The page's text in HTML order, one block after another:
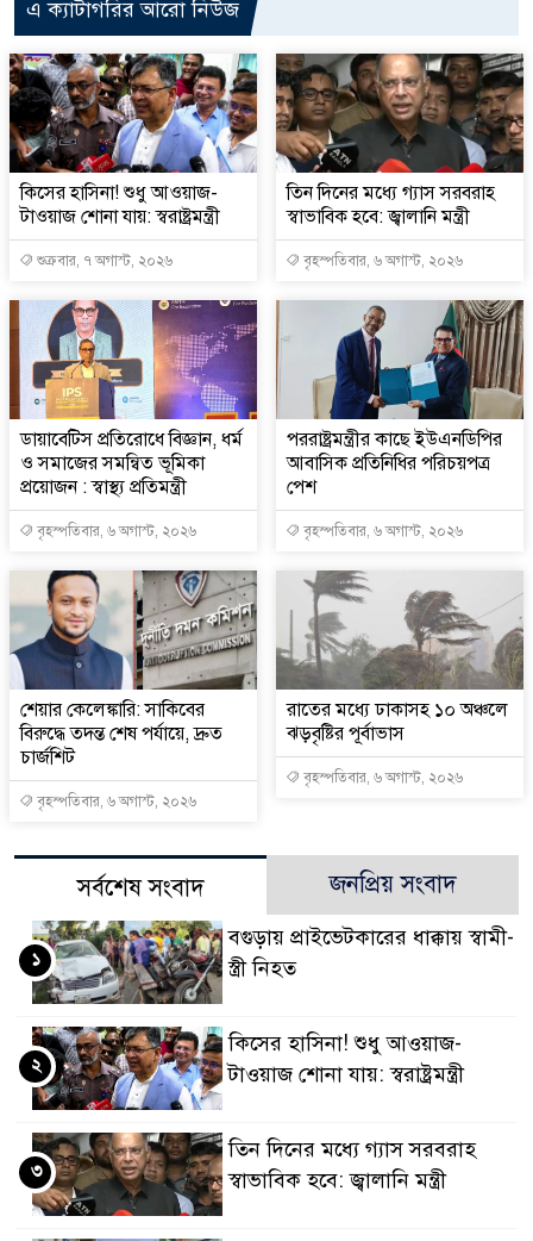
এ ক্যাটাগরির আরো নিউজ
কিসের হাসিনা! শুধু আওয়াজ-
টাওয়াজ শোনা যায়: স্বরাষ্ট্রমন্ত্রী
শুক্রবার, ৭ অগাস্ট, ২০২৬
তিন দিনের মধ্যে গ্যাস সরবরাহ
স্বাভাবিক হবে: জ্বালানি মন্ত্রী
বৃহস্পতিবার, ৬ অগাস্ট, ২০২৬
ডায়াবেটিস প্রতিরোধে বিজ্ঞান, ধর্ম
ও সমাজের সমন্বিত ভূমিকা
প্রয়োজন : স্বাস্থ্য প্রতিমন্ত্রী
বৃহস্পতিবার, ৬ অগাস্ট, ২০২৬
পররাষ্ট্রমন্ত্রীর কা‌ছে ইউএনডিপির
আবাসিক প্রতিনিধির পরিচয়পত্র
পেশ
বৃহস্পতিবার, ৬ অগাস্ট, ২০২৬
শেয়ার কেলেঙ্কারি: সাকিবের
বিরুদ্ধে তদন্ত শেষ পর্যায়ে, দ্রুত
চার্জশিট
বৃহস্পতিবার, ৬ অগাস্ট, ২০২৬
রাতের মধ্যে ঢাকাসহ ১০ অঞ্চলে
ঝড়বৃষ্টির পূর্বাভাস
বৃহস্পতিবার, ৬ অগাস্ট, ২০২৬
সর্বশেষ সংবাদ জনপ্রিয় সংবাদ
বগুড়ায় প্রাইভেটকারের ধাক্কায় স্বামী-
স্ত্রী নিহত
১
কিসের হাসিনা! শুধু আওয়াজ-
টাওয়াজ শোনা যায়: স্বরাষ্ট্রমন্ত্রী
২
তিন দিনের মধ্যে গ্যাস সরবরাহ
স্বাভাবিক হবে: জ্বালানি মন্ত্রী
৩